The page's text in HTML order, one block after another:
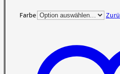
Farbe